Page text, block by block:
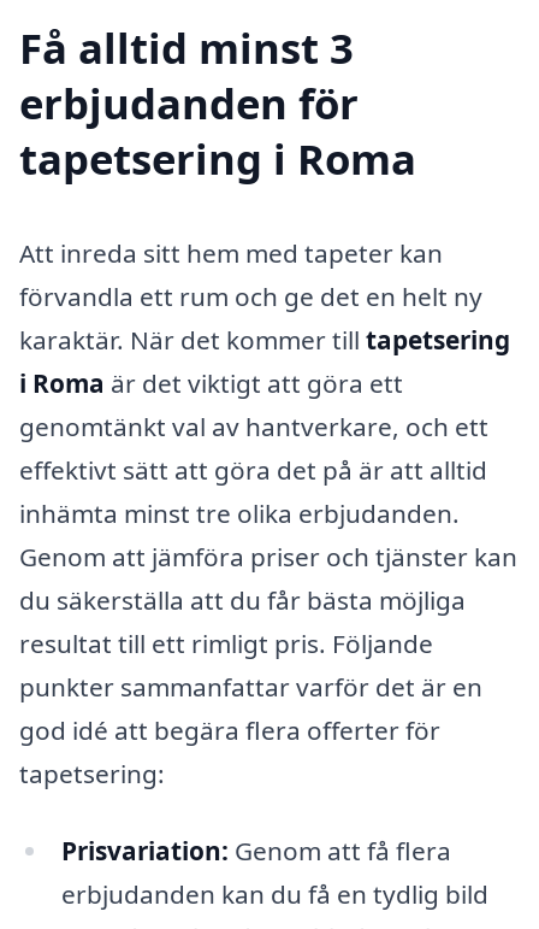
Få alltid minst 3
erbjudanden för
tapetsering i Roma
Att inreda sitt hem med tapeter kan
förvandla ett rum och ge det en helt ny
karaktär. När det kommer till tapetsering
i Roma är det viktigt att göra ett
genomtänkt val av hantverkare, och ett
effektivt sätt att göra det på är att alltid
inhämta minst tre olika erbjudanden.
Genom att jämföra priser och tjänster kan
du säkerställa att du får bästa möjliga
resultat till ett rimligt pris. Följande
punkter sammanfattar varför det är en
god idé att begära flera offerter för
tapetsering:
Prisvariation: Genom att få flera
erbjudanden kan du få en tydlig bild